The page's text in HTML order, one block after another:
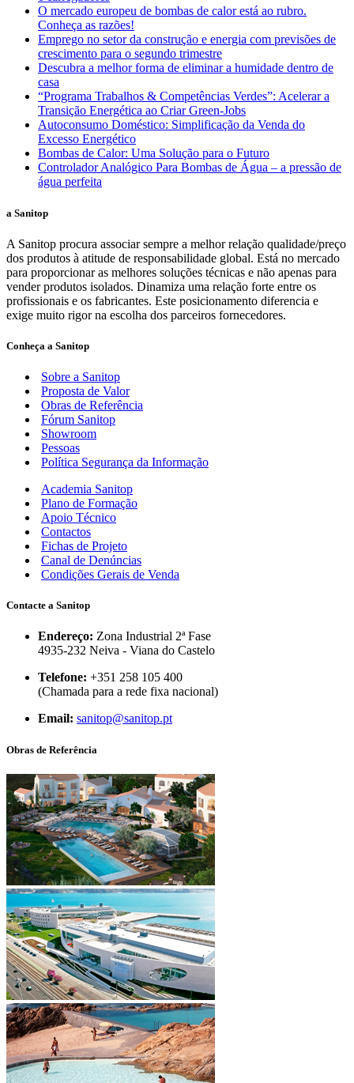
O mercado europeu de bombas de calor está ao rubro.
Conheça as razões!
Emprego no setor da construção e energia com previsões de
crescimento para o segundo trimestre
Descubra a melhor forma de eliminar a humidade dentro de
casa
“Programa Trabalhos & Competências Verdes”: Acelerar a
Transição Energética ao Criar Green-Jobs
Autoconsumo Doméstico: Simplificação da Venda do
Excesso Energético
Bombas de Calor: Uma Solução para o Futuro
Controlador Analógico Para Bombas de Água – a pressão de
água perfeita
a Sanitop
A Sanitop procura associar sempre a melhor relação qualidade/preço
dos produtos à atitude de responsabilidade global. Está no mercado
para proporcionar as melhores soluções técnicas e não apenas para
vender produtos isolados. Dinamiza uma relação forte entre os
profissionais e os fabricantes. Este posicionamento diferencia e
exige muito rigor na escolha dos parceiros fornecedores.
Conheça a Sanitop
Sobre a Sanitop
Proposta de Valor
Obras de Referência
Fórum Sanitop
Showroom
Pessoas
Política Segurança da Informação
Academia Sanitop
Plano de Formação
Apoio Técnico
Contactos
Fichas de Projeto
Canal de Denúncias
Condições Gerais de Venda
Contacte a Sanitop
Endereço: Zona Industrial 2ª Fase
4935-232 Neiva - Viana do Castelo
Telefone: +351 258 105 400
(Chamada para a rede fixa nacional)
Email: sanitop@sanitop.pt
Obras de Referência